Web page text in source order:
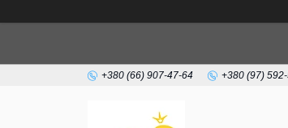
+380 (66) 907-47-64 +380 (97)